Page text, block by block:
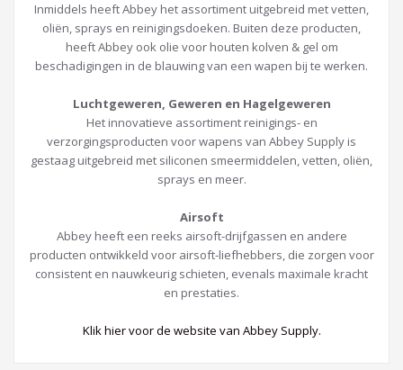
Inmiddels heeft Abbey het assortiment uitgebreid met vetten,
oliën, sprays en reinigingsdoeken. Buiten deze producten,
heeft Abbey ook olie voor houten kolven & gel om
beschadigingen in de blauwing van een wapen bij te werken.
Luchtgeweren, Geweren en Hagelgeweren
Het innovatieve assortiment reinigings- en
verzorgingsproducten voor wapens van Abbey Supply is
gestaag uitgebreid met siliconen smeermiddelen, vetten, oliën,
sprays en meer.
Airsoft
Abbey heeft een reeks airsoft-drijfgassen en andere
producten ontwikkeld voor airsoft-liefhebbers, die zorgen voor
consistent en nauwkeurig schieten, evenals maximale kracht
en prestaties.
Klik hier voor de website van Abbey Supply.